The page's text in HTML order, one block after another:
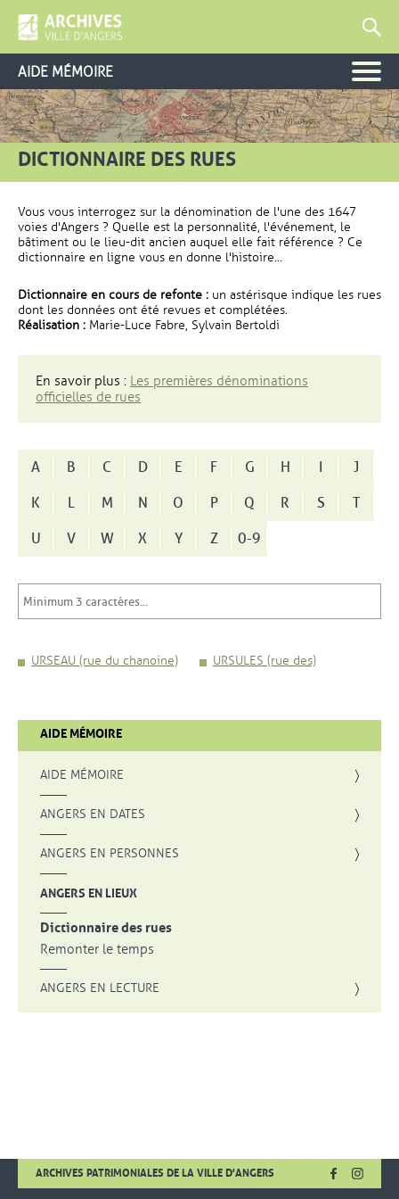
AIDE MÉMOIRE
DICTIONNAIRE DES RUES
Vous vous interrogez sur la dénomination de l'une des 1647
voies d'Angers ? Quelle est la personnalité, l'événement, le
bâtiment ou le lieu-dit ancien auquel elle fait référence ? Ce
dictionnaire en ligne vous en donne l'histoire...
Dictionnaire en cours de refonte : un astérisque indique les rues
dont les données ont été revues et complétées.
Réalisation : Marie-Luce Fabre, Sylvain Bertoldi
En savoir plus : Les premières dénominations
officielles de rues
A B C D E F G H I
J
K
L M N O P Q R S
T
U
V W X Y Z 0-9
URSEAU (rue du chanoine) URSULES (rue des)
AIDE MÉMOIRE
AIDE MÉMOIRE
ANGERS EN DATES
ANGERS EN PERSONNES
ANGERS EN LIEUX
Dictionnaire des rues
Remonter le temps
ANGERS EN LECTURE
ARCHIVES PATRIMONIALES DE LA VILLE D'ANGERS FACEBOOK
, OUVRE
,